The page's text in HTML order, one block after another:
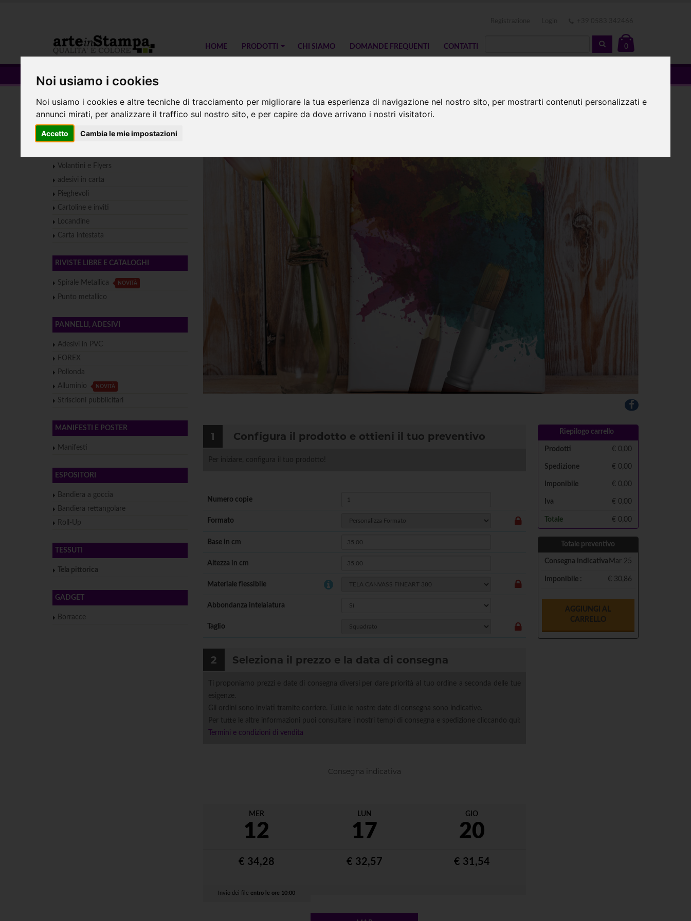
Noi usiamo i cookies
Noi usiamo i cookies e altre tecniche di tracciamento per migliorare la tua esperienza di navigazione nel nostro sito, per mostrarti contenuti personalizzati e
annunci mirati, per analizzare il traffico sul nostro sito, e per capire da dove arrivano i nostri visitatori.
Accetto Cambia le mie impostazioni
0
HOME PRODOTTI CHI SIAMO DOMANDE FREQUENTI CONTATTI
Tela pittorica
Home TESSUTI Tela pittorica Tela pittorica
PICCOLO FORMATO
Volantini e Flyers
adesivi in carta
Pieghevoli
Cartoline e inviti
Locandine
Carta intestata
RIVISTE LIBRE E CATALOGHI
Spirale Metallica NOVITÀ
Punto metallico
PANNELLI, ADESIVI
Adesivi in PVC
FOREX
Polionda
Alluminio
NOVITÀ
Striscioni pubblicitari
MANIFESTI E POSTER
Manifesti
ESPOSITORI
Bandiera a goccia
Bandiera rettangolare
Roll-Up
TESSUTI
Tela pittorica
GADGET
Borracce
1 Configura il prodotto e ottieni il tuo preventivo
Per iniziare, configura il tuo prodotto!
Numero copie
Formato
Base in cm
Altezza in cm
Materiale flessibile
Abbondanza intelaiatura
Taglio
2 Seleziona il prezzo e la data di consegna
Ti proponiamo prezzi e date di consegna diversi per dare priorità al tuo ordine a seconda delle tue
esigenze.
Gli ordini sono inviati tramite corriere. Tutte le nostre date di consegna sono indicative.
Per tutte le altre informazioni puoi consultare i nostri tempi di consegna e spedizione cliccando qui:
Termini e condizioni di vendita
Consegna indicativa
MER
12
€ 34,28
Invio dei fileentro le ore 10:00
LUN
17
€ 32,57
GIO
20
€ 31,54
Riepilogo carrello
Prodotti € 0,00
Spedizione € 0,00
Imponibile € 0,00
Iva € 0,00
Totale € 0,00
Totale preventivo
Consegna indicativa Mar 25
Imponibile : € 30,86
AGGIUNGI AL
CARRELLO